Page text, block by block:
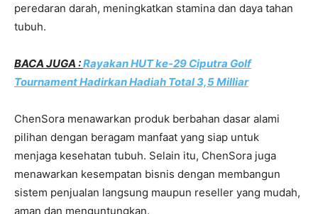
peredaran darah, meningkatkan stamina dan daya tahan
tubuh.
BACA JUGA :Rayakan HUT ke-29 Ciputra Golf
Tournament Hadirkan Hadiah Total 3,5 Milliar
ChenSora menawarkan produk berbahan dasar alami
pilihan dengan beragam manfaat yang siap untuk
menjaga kesehatan tubuh. Selain itu, ChenSora juga
menawarkan kesempatan bisnis dengan membangun
sistem penjualan langsung maupun reseller yang mudah,
aman dan menguntungkan.